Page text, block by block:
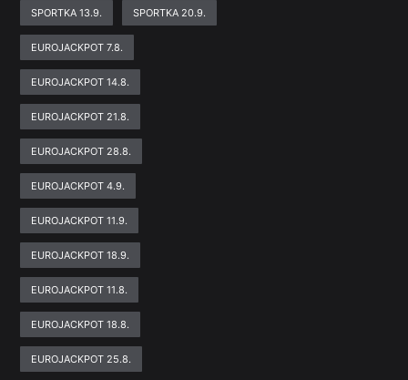
SPORTKA 13.9. SPORTKA 20.9.
EUROJACKPOT 7.8.
EUROJACKPOT 14.8.
EUROJACKPOT 21.8.
EUROJACKPOT 28.8.
EUROJACKPOT 4.9.
EUROJACKPOT 11.9.
EUROJACKPOT 18.9.
EUROJACKPOT 11.8.
EUROJACKPOT 18.8.
EUROJACKPOT 25.8.